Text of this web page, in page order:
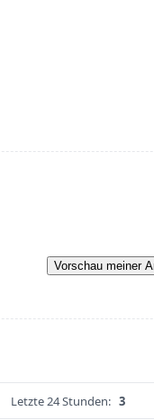
Vorschau meiner
Letzte 24 Stunden: 3